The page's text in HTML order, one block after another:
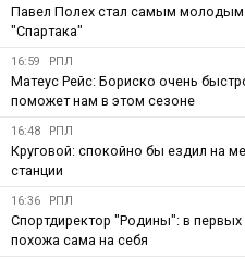
Павел Полех стал самым молодым
"Спартака"
16:59 РПЛ
Матеус Рейс: Бориско очень
поможет нам в этом сезоне
16:48 РПЛ
Круговой: спокойно бы ездил на
станции
16:36 РПЛ
Спортдиректор "Родины": в
похожа сама на себя